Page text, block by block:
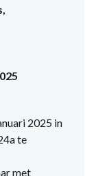
2025 in
te
met